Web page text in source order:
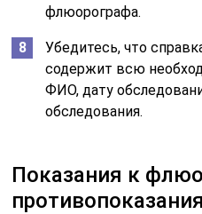
флюорографа.
Убедитесь, что
содержит всю
ФИО, дату
обследования.
Показания к